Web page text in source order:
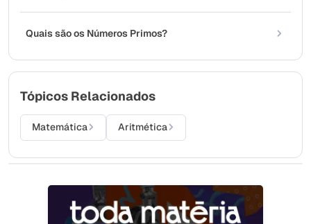
Quais são os Números Primos?
Tópicos Relacionados
Matemática Aritmética